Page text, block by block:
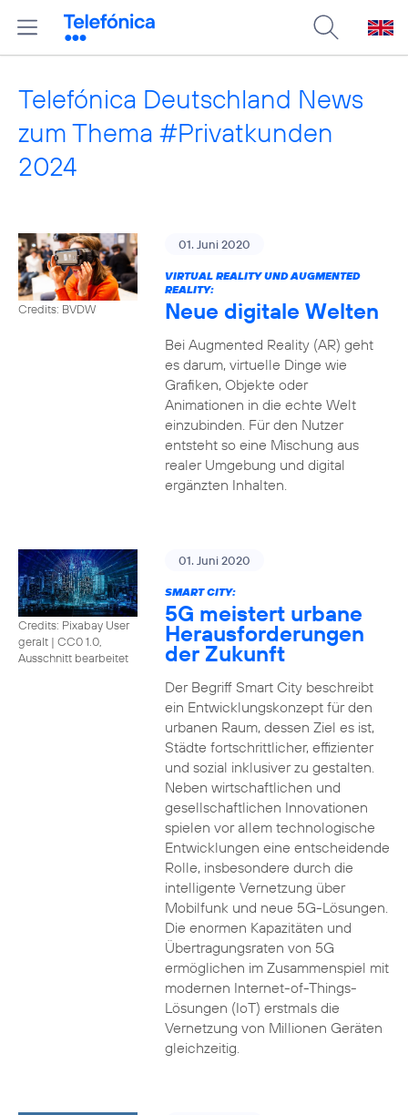
Telefónica Deutschland News
zum Thema #Privatkunden
2024
Credits: BVDW
01. Juni 2020
VIRTUAL REALITY UND AUGMENTED
REALITY:
Neue digitale Welten
Bei Augmented Reality (AR) geht
es darum, virtuelle Dinge wie
Grafiken, Objekte oder
Animationen in die echte Welt
einzubinden. Für den Nutzer
entsteht so eine Mischung aus
realer Umgebung und digital
ergänzten Inhalten.
Credits: Pixabay User
geralt | CC0 1.0,
Ausschnitt bearbeitet
01. Juni 2020
SMART CITY:
5G meistert urbane
Herausforderungen
der Zukunft
Der Begriff Smart City beschreibt
ein Entwicklungskonzept für den
urbanen Raum, dessen Ziel es ist,
Städte fortschrittlicher, effizienter
und sozial inklusiver zu gestalten.
Neben wirtschaftlichen und
gesellschaftlichen Innovationen
spielen vor allem technologische
Entwicklungen eine entscheidende
Rolle, insbesondere durch die
intelligente Vernetzung über
Mobilfunk und neue 5G-Lösungen.
Die enormen Kapazitäten und
Übertragungsraten von 5G
ermöglichen im Zusammenspiel mit
modernen Internet-of-Things-
Lösungen (IoT) erstmals die
Vernetzung von Millionen Geräten
gleichzeitig.